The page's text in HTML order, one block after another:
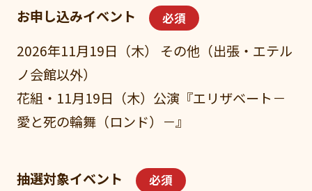
お申し込みイベント 必須
2026年11月19日（木） その他（出張・エテル
ノ会館以外）
花組・11月19日（木）公演『エリザベート－
愛と死の輪舞（ロンド）－』
抽選対象イベント 必須